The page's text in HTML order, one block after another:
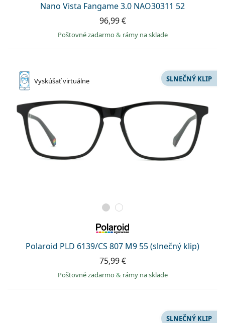
Nano Vista Fangame 3.0 NAO30311 52
96,99 €
Poštovné zadarmo& rámy na sklade
Vyskúšaťvirtuálne
Polaroid PLD 6139/CS 807 M9 55 (slnečný klip)
SLNEČNÝ KLIP
75,99 €
Poštovné zadarmo& rámy na sklade
SLNEČNÝ KLIP